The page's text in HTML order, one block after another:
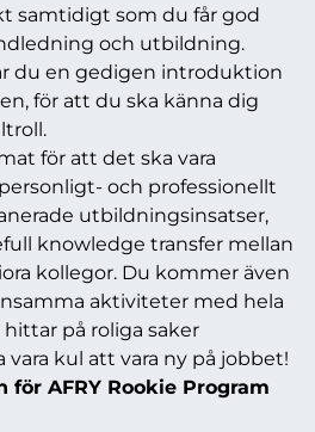
samtidigt som du får god
och utbildning.
du en gedigen introduktion
för att du ska känna dig
för att det ska vara
och professionellt
utbildningsinsatser,
knowledge transfer mellan
kollegor. Du kommer även
aktiviteter med hela
på roliga saker
vara kul att vara ny på jobbet!
AFRY Rookie Program